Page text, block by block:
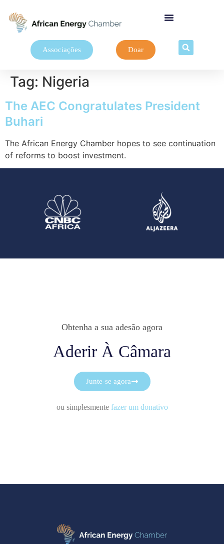
Associações Doar
Tag: Nigeria
The AEC Congratulates President
Buhari
The African Energy Chamber hopes to see continuation
of reforms to boost investment.
Obtenha a sua adesão agora
Aderir À Câmara
Junte-se agora
ou simplesmente fazer um donativo